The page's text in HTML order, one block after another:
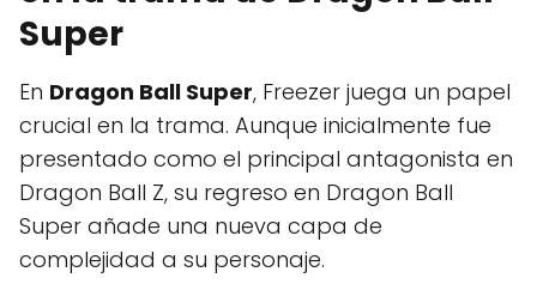
Super
En Dragon Ball Super, Freezer juega un papel
crucial en la trama. Aunque inicialmente fue
presentado como el principal antagonista en
Dragon Ball Z, su regreso en Dragon Ball
Super añade una nueva capa de
complejidad a su personaje.